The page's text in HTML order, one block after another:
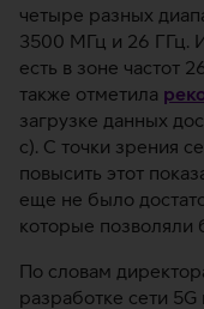
четыре разных
3500 МГц и 26 ГГц.
есть в зоне частот
также отметила
загрузке данных
с). С точки зрения
повысить этот
еще не было
которые позволяли
По словам
разработке сети